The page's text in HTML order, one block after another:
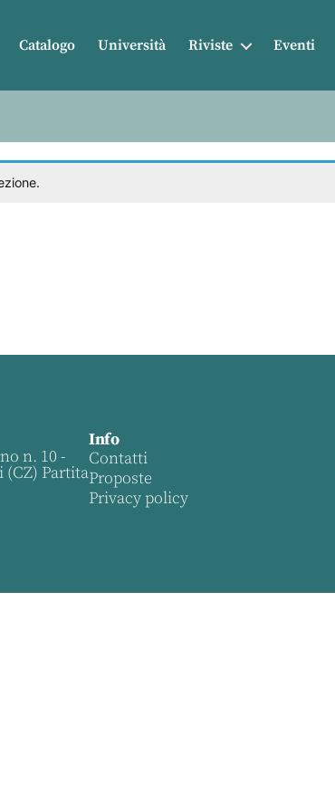
Catalogo Università Riviste Eventi
n. 10 -
(CZ) Partita
Info
Contatti
Proposte
Privacy policy